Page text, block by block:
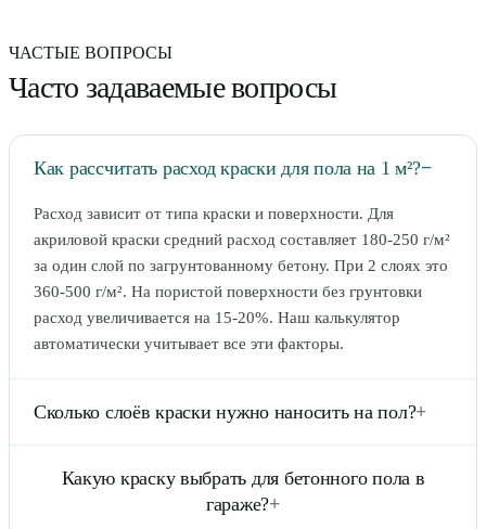
ЧАСТЫЕ ВОПРОСЫ
Часто задаваемые вопросы
Как рассчитать расход краски для пола на 1 м²?−
Расход зависит от типа краски и поверхности. Для
акриловой краски средний расход составляет 180-250 г/м²
за один слой по загрунтованному бетону. При 2 слоях это
360-500 г/м². На пористой поверхности без грунтовки
расход увеличивается на 15-20%. Наш калькулятор
автоматически учитывает все эти факторы.
Сколько слоёв краски нужно наносить на пол?+
слой (грунтовочный) можно разбавить на 10-15% для
лучшего проникновения в основание. Второй слой
Какую краску выбрать для бетонного пола в
гараже?+